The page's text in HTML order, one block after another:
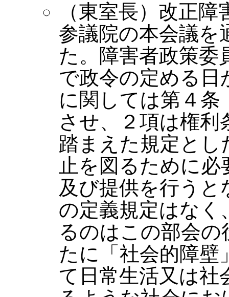
（東室長）改正
参議院の本会議を
た。障害者政策委
で政令の定める日
に関しては第４条
させ、２項は権
踏まえた規定とし
止を図るために
及び提供を行う
の定義規定はなく
るのはこの部会
たに「社会的障壁
て日常生活又は社